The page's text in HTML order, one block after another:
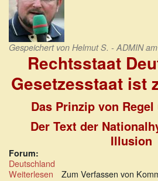
Gespeichert von Helmut S. - ADMINam
Rechtsstaat
Gesetzesstaat ist
Das Prinzip von
Der Text der
Illusion
Forum:
Deutschland
Weiterlesen über
Zum Verfassen von